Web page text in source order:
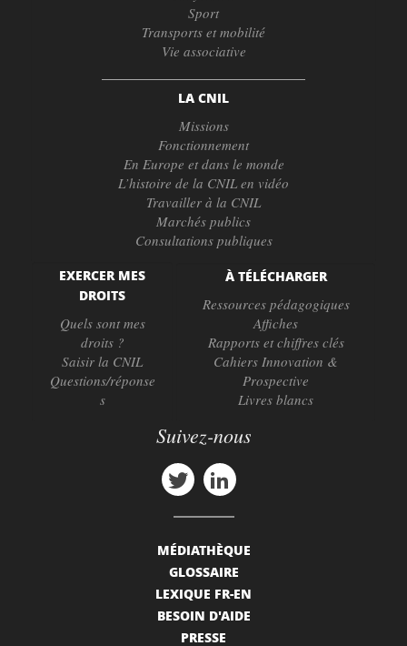
Sport
Transports et mobilité
Vie associative
LA CNIL
Missions
Fonctionnement
En Europe et dans le monde
L’histoire de la CNIL en vidéo
Travailler à la CNIL
Marchés publics
Consultations publiques
EXERCER MES
DROITS
Quels sont mes
droits ?
Saisir la CNIL
Questions/réponse
s
À TÉLÉCHARGER
Ressources pédagogiques
Affiches
Rapports et chiffres clés
Cahiers Innovation &
Prospective
Livres blancs
Suivez-nous
MÉDIATHÈQUE
GLOSSAIRE
LEXIQUE FR-EN
BESOIN D'AIDE
PRESSE